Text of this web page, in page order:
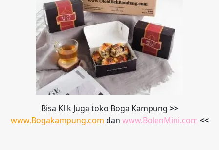
Bisa Klik Juga toko Boga Kampung >>
www.Bogakampung.com dan www.BolenMini.com <<